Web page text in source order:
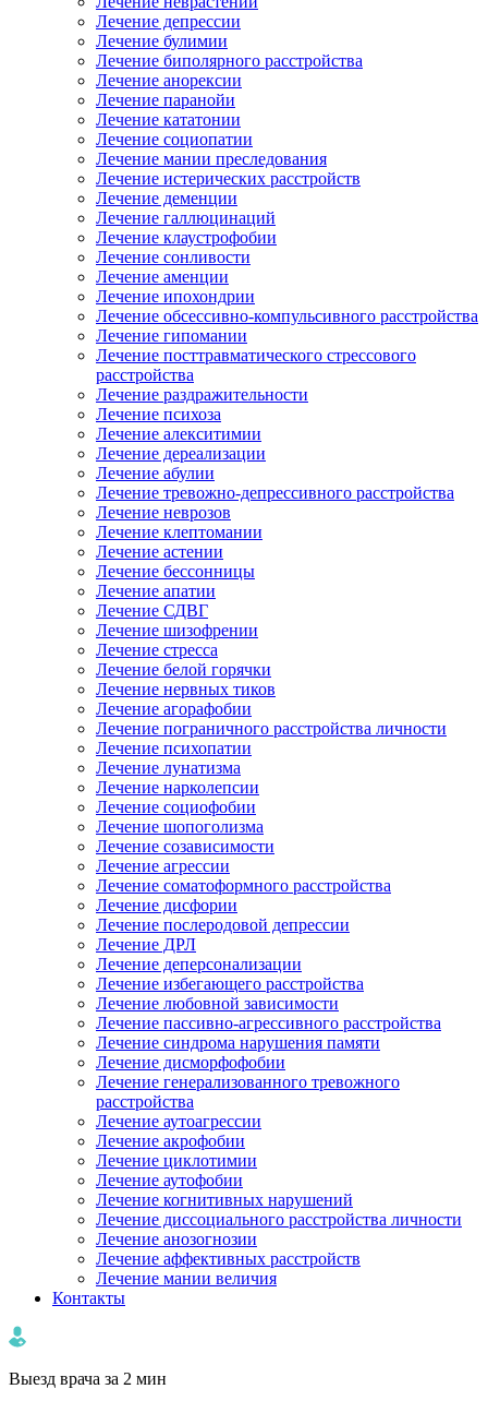
Лечение депрессии
Лечение булимии
Лечение биполярного расстройства
Лечение анорексии
Лечение паранойи
Лечение кататонии
Лечение социопатии
Лечение мании преследования
Лечение истерических расстройств
Лечение деменции
Лечение галлюцинаций
Лечение клаустрофобии
Лечение сонливости
Лечение аменции
Лечение ипохондрии
Лечение обсессивно-компульсивного расстройства
Лечение гипомании
Лечение посттравматического стрессового
расстройства
Лечение раздражительности
Лечение психоза
Лечение алекситимии
Лечение дереализации
Лечение абулии
Лечение тревожно-депрессивного расстройства
Лечение неврозов
Лечение клептомании
Лечение астении
Лечение бессонницы
Лечение апатии
Лечение СДВГ
Лечение шизофрении
Лечение стресса
Лечение белой горячки
Лечение нервных тиков
Лечение агорафобии
Лечение пограничного расстройства личности
Лечение психопатии
Лечение лунатизма
Лечение нарколепсии
Лечение социофобии
Лечение шопоголизма
Лечение созависимости
Лечение агрессии
Лечение соматоформного расстройства
Лечение дисфории
Лечение послеродовой депрессии
Лечение ДРЛ
Лечение деперсонализации
Лечение избегающего расстройства
Лечение любовной зависимости
Лечение пассивно-агрессивного расстройства
Лечение синдрома нарушения памяти
Лечение дисморфофобии
Лечение генерализованного тревожного
расстройства
Лечение аутоагрессии
Лечение акрофобии
Лечение циклотимии
Лечение аутофобии
Лечение когнитивных нарушений
Лечение диссоциального расстройства личности
Лечение анозогнозии
Лечение аффективных расстройств
Лечение мании величия
Контакты
Выезд врача за 2 мин